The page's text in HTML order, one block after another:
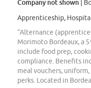
Company not shown |
Apprenticeship,
“Alternance
Morimoto Bordeaux, a
include food prep,
compliance. Benefits
meal vouchers,
perks. Located in